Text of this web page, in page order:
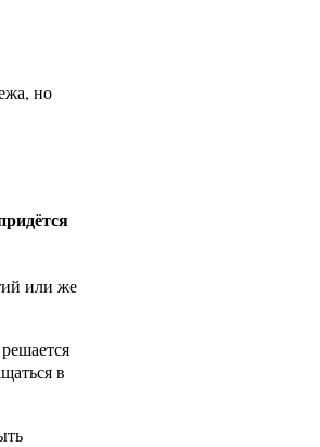
но
или же
в